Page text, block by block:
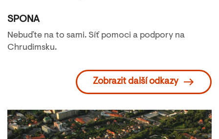
SPONA
Nebuďte na to sami. Síť pomoci a podpory na
Chrudimsku.
Zobrazit další odkazy